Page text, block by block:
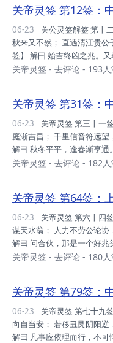
庭：人口适中，为培下代，
等秋至，即可欲为，时与命
婪，否则栽翻。 升迁：调合
姻缘：先友后婚，较...
关帝灵签 第12签：
06-23
秋来又不然； 直遇清江贵
签】 解曰 始吉终凶之兆。
终凶。 问疾病，须选择好医
利导正。 财利：平平之时，
心有余时，力却不足，身不
身，审慎吾行，日日谨慎。
理智制。 考试：勤读...
关帝灵签 - 去评论 - 193
关帝灵签 第31签：
06-23
庭渐吉昌； 千里信音符远望
解曰 秋冬平平，逢春渐亨通
不可躁进。 断曰 运势：利
求，交春再造。 升迁：小心
姻缘：要君远虑，美为条件
不如理想，等到交春，必有
劳，静心即愈。 ...
关帝灵签 - 去评论 - 182
关帝灵签 第64签：
06-23
谋天水翁； 人力不劳公论协
解曰 问合伙，那是一个好兆
要“协”力，才会事半功倍。“
记之。 家庭：年年添丁，世
所欲 为，押之得之，时运
当，惟不可贪，方能保住。
之即安...
关帝灵签 - 去评论 - 180
关帝灵签 第79签：
06-23
向自当安； 若移丑艮阴阳逆
解曰 凡事应依理而行，不可